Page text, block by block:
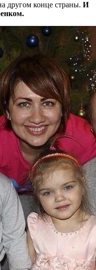
другом конце страны. И